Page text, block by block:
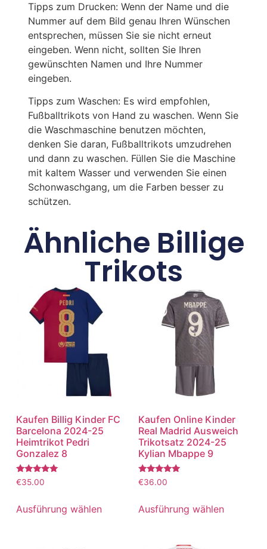
Tipps zum Drucken: Wenn der Name und die
Nummer auf dem Bild genau Ihren Wünschen
entsprechen, müssen Sie sie nicht erneut
eingeben. Wenn nicht, sollten Sie Ihren
gewünschten Namen und Ihre Nummer
eingeben.
Tipps zum Waschen: Es wird empfohlen,
Fußballtrikots von Hand zu waschen. Wenn Sie
die Waschmaschine benutzen möchten,
denken Sie daran, Fußballtrikots umzudrehen
und dann zu waschen. Füllen Sie die Maschine
mit kaltem Wasser und verwenden Sie einen
Schonwaschgang, um die Farben besser zu
schützen.
Ähnliche Billige
Trikots
Kaufen Billig Kinder FC
Barcelona 2024-25
Heimtrikot Pedri
Gonzalez 8
Bewertet
mit
von 5
€35.00
Ausführung wählen
Kaufen Online Kinder
Real Madrid Ausweich
Trikotsatz 2024-25
Kylian Mbappe 9
Bewertet
mit
von 5
€36.00
Ausführung wählen